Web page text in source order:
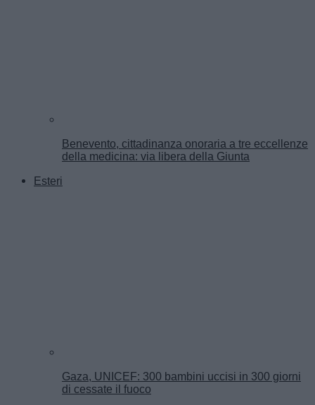
Benevento, cittadinanza onoraria a tre eccellenze
della medicina: via libera della Giunta
Esteri
Gaza, UNICEF: 300 bambini uccisi in 300 giorni
di cessate il fuoco